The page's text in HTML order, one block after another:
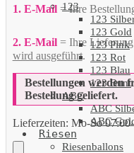
123
123
123 Gold
123 Pink
123 Rot
123 Blau
123 Bunt
ABC
ABC
ABC
Riesen
Riesenballons
1. E-Mail= Ihre
2. E-Mail= Ihre Lieferung
wird ausgeführt.
Bestellungen werden
Bestellung geliefert.
Lieferzeiten: Mo-So